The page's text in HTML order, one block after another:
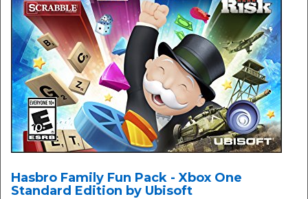
Hasbro Family Fun Pack - Xbox One
Standard Edition by Ubisoft